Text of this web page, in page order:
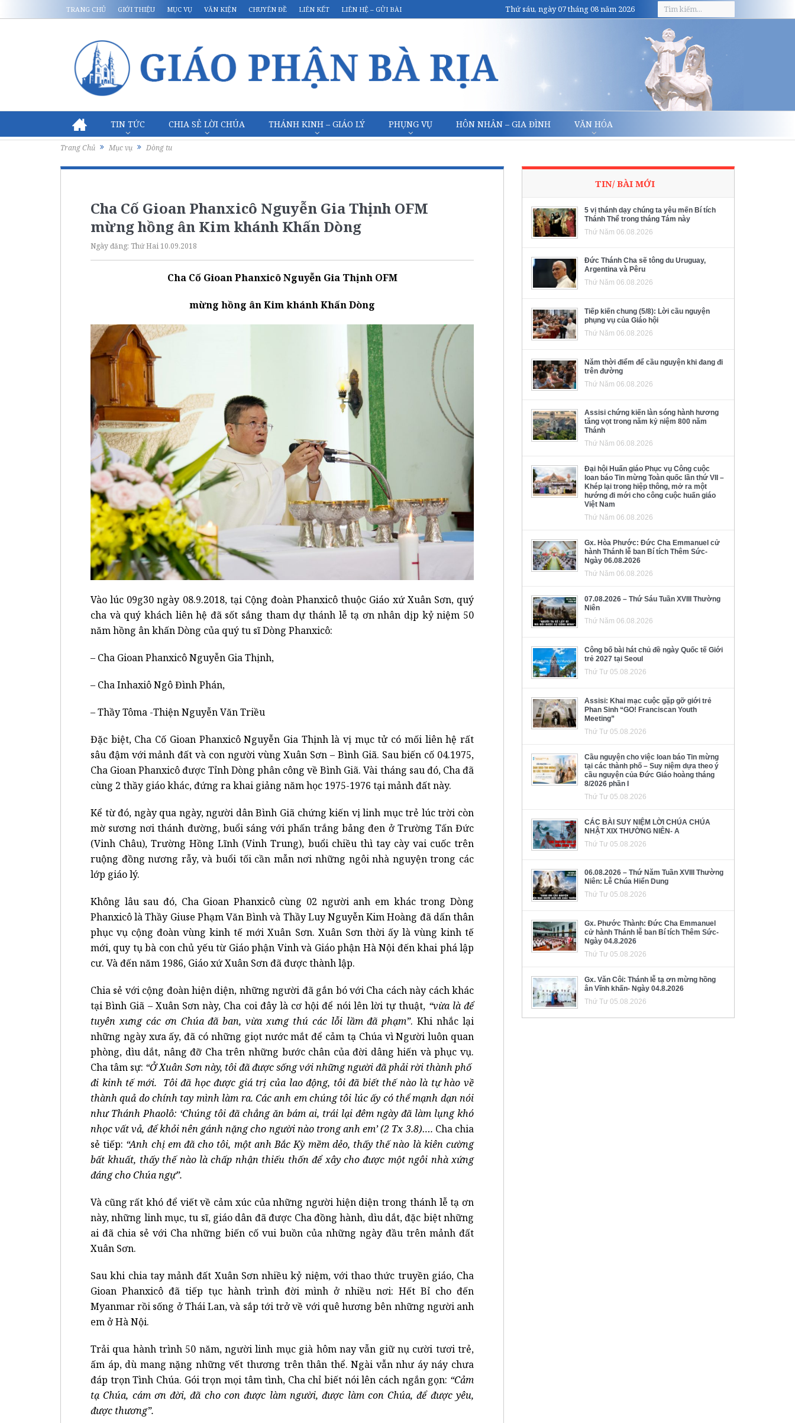
TRANG CHỦ GIỚI THIỆU MỤC VỤ VĂN KIỆN CHUYÊN ĐỀ LIÊN KẾT LIÊN HỆ – GỬI BÀI Thứ sáu, ngày 07 tháng 08 năm 2026
TIN TỨC CHIA SẺ LỜI CHÚA THÁNH KINH – GIÁO LÝ PHỤNG VỤ HÔN NHÂN – GIA ĐÌNH VĂN HÓA
Trang Chủ Mục vụ Dòng tu
Cha Cố Gioan Phanxicô Nguyễn Gia Thịnh OFM
mừng hồng ân Kim khánh Khấn Dòng
Ngày đăng: Thứ Hai 10.09.2018
Cha Cố Gioan Phanxicô Nguyễn Gia Thịnh OFM
mừng hồng ân Kim khánh Khấn Dòng
Vào lúc 09g30 ngày 08.9.2018, tại Cộng đoàn Phanxicô thuộc Giáo xứ Xuân Sơn, quý
cha và quý khách liên hệ đã sốt sắng tham dự thánh lễ tạ ơn nhân dịp kỷ niệm 50
năm hồng ân khấn Dòng của quý tu sĩ Dòng Phanxicô:
– Cha Gioan Phanxicô Nguyễn Gia Thịnh,
– Cha Inhaxiô Ngô Đình Phán,
– Thầy Tôma -Thiện Nguyễn Văn Triều
Đặc biệt, Cha Cố Gioan Phanxicô Nguyễn Gia Thịnh là vị mục tử có mối liên hệ rất
sâu đậm với mảnh đất và con người vùng Xuân Sơn – Bình Giã. Sau biến cố 04.1975,
Cha Gioan Phanxicô được Tỉnh Dòng phân công về Bình Giã. Vài tháng sau đó, Cha đã
cùng 2 thầy giáo khác, đứng ra khai giảng năm học 1975-1976 tại mảnh đất này.
Kể từ đó, ngày qua ngày, người dân Bình Giã chứng kiến vị linh mục trẻ lúc trời còn
mờ sương nơi thánh đường, buổi sáng với phấn trắng bảng đen ở Trường Tấn Đức
(Vinh Châu), Trường Hồng Lĩnh (Vinh Trung), buổi chiều thì tay cày vai cuốc trên
ruộng đồng nương rẫy, và buổi tối cần mẫn nơi những ngôi nhà nguyện trong các
lớp giáo lý.
Không lâu sau đó, Cha Gioan Phanxicô cùng 02 người anh em khác trong Dòng
Phanxicô là Thầy Giuse Phạm Văn Bình và Thầy Luy Nguyễn Kim Hoàng đã dấn thân
phục vụ cộng đoàn vùng kinh tế mới Xuân Sơn. Xuân Sơn thời ấy là vùng kinh tế
mới, quy tụ bà con chủ yếu từ Giáo phận Vinh và Giáo phận Hà Nội đến khai phá lập
cư. Và đến năm 1986, Giáo xứ Xuân Sơn đã được thành lập.
Chia sẻ với cộng đoàn hiện diện, những người đã gắn bó với Cha cách này cách khác
tại Bình Giã – Xuân Sơn này, Cha coi đây là cơ hội để nói lên lời tự thuật, “vừa là để
tuyên xưng các ơn Chúa đã ban, vừa xưng thú các lỗi lầm đã phạm”. Khi nhắc lại
những ngày xưa ấy, đã có những giọt nước mắt để cảm tạ Chúa vì Người luôn quan
phòng, dìu dắt, nâng đỡ Cha trên những bước chân của đời dâng hiến và phục vụ.
Cha tâm sự: “Ở Xuân Sơn này, tôi đã được sống với những người đã phải rời thành phố
đi kinh tế mới. Tôi đã học được giá trị của lao động, tôi đã biết thế nào là tự hào về
thành quả do chính tay mình làm ra. Các anh em chúng tôi lúc ấy có thể mạnh dạn nói
như Thánh Phaolô: ‘Chúng tôi đã chẳng ăn bám ai, trái lại đêm ngày đã làm lụng khó
nhọc vất vả, để khỏi nên gánh nặng cho người nào trong anh em’ (2 Tx 3.8)…. Cha chia
sẻ tiếp: “Anh chị em đã cho tôi, một anh Bắc Kỳ mềm dẻo, thấy thế nào là kiên cường
bất khuất, thấy thế nào là chấp nhận thiếu thốn để xây cho được một ngôi nhà xứng
đáng cho Chúa ngự”.
Và cũng rất khó để viết về cảm xúc của những người hiện diện trong thánh lễ tạ ơn
này, những linh mục, tu sĩ, giáo dân đã được Cha đồng hành, dìu dắt, đặc biệt những
ai đã chia sẻ với Cha những biến cố vui buồn của những ngày đầu trên mảnh đất
Xuân Sơn.
Sau khi chia tay mảnh đất Xuân Sơn nhiều kỷ niệm, với thao thức truyền giáo, Cha
Gioan Phanxicô đã tiếp tục hành trình đời mình ở nhiều nơi: Hết Bỉ cho đến
Myanmar rồi sống ở Thái Lan, và sắp tới trở về với quê hương bên những người anh
em ở Hà Nội.
Trải qua hành trình 50 năm, người linh mục già hôm nay vẫn giữ nụ cười tươi trẻ,
ấm áp, dù mang nặng những vết thương trên thân thể. Ngài vẫn như áy náy chưa
đáp trọn Tình Chúa. Gói trọn mọi tâm tình, Cha chỉ biết nói lên cách ngắn gọn: “Cảm
tạ Chúa, cám ơn đời, đã cho con được làm người, được làm con Chúa, để được yêu,
được thương”.
TIN/ BÀI MỚI
5 vị thánh dạy chúng ta yêu mến Bí tích
Thánh Thể trong tháng Tám này
Thứ Năm 06.08.2026
Đức Thánh Cha sẽ tông du Uruguay,
Argentina và Pêru
Thứ Năm 06.08.2026
Tiếp kiến chung (5/8): Lời cầu nguyện
phụng vụ của Giáo hội
Thứ Năm 06.08.2026
Năm thời điểm để cầu nguyện khi đang đi
trên đường
Thứ Năm 06.08.2026
Assisi chứng kiến làn sóng hành hương
tăng vọt trong năm kỷ niệm 800 năm
Thánh
Thứ Năm 06.08.2026
Đại hội Huấn giáo Phục vụ Công cuộc
loan báo Tin mừng Toàn quốc lần thứ VII –
Khép lại trong hiệp thông, mở ra một
hướng đi mới cho công cuộc huấn giáo
Việt Nam
Thứ Năm 06.08.2026
Gx. Hòa Phước: Đức Cha Emmanuel cử
hành Thánh lễ ban Bí tích Thêm Sức-
Ngày 06.08.2026
Thứ Năm 06.08.2026
07.08.2026 – Thứ Sáu Tuần XVIII Thường
Niên
Thứ Năm 06.08.2026
Công bố bài hát chủ đề ngày Quốc tế Giới
trẻ 2027 tại Seoul
Thứ Tư 05.08.2026
Assisi: Khai mạc cuộc gặp gỡ giới trẻ
Phan Sinh “GO! Franciscan Youth
Meeting”
Thứ Tư 05.08.2026
Cầu nguyện cho việc loan báo Tin mừng
tại các thành phố – Suy niệm dựa theo ý
cầu nguyện của Đức Giáo hoàng tháng
8/2026 phần I
Thứ Tư 05.08.2026
CÁC BÀI SUY NIỆM LỜI CHÚA CHÚA
NHẬT XIX THƯỜNG NIÊN- A
Thứ Tư 05.08.2026
06.08.2026 – Thứ Năm Tuần XVIII Thường
Niên: Lễ Chúa Hiển Dung
Thứ Tư 05.08.2026
Gx. Phước Thành: Đức Cha Emmanuel
cử hành Thánh lễ ban Bí tích Thêm Sức-
Ngày 04.8.2026
Thứ Tư 05.08.2026
Gx. Văn Côi: Thánh lễ tạ ơn mừng hồng
ân Vĩnh khấn- Ngày 04.8.2026
Thứ Tư 05.08.2026